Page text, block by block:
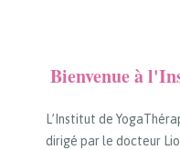
Bienvenue à
L’Institut de
dirigé par le docteur